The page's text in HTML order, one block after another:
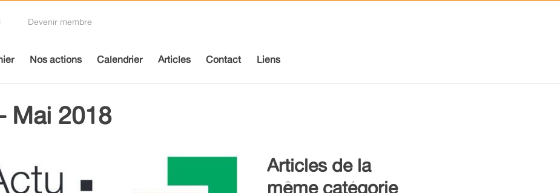
Devenir membre
Nos actions Calendrier Articles Contact Liens
Mai 2018
Articles de la
même catégorie